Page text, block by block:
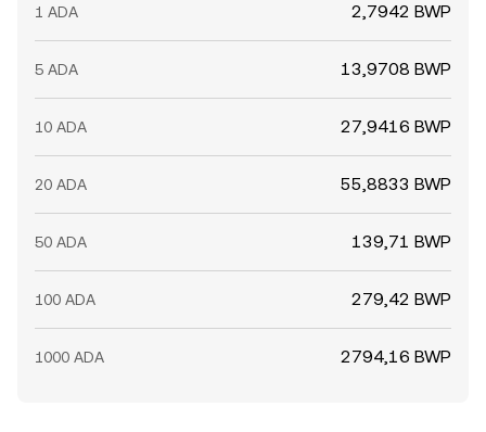
1 ADA 2,7942 BWP
5 ADA 13,9708 BWP
10 ADA 27,9416 BWP
20 ADA 55,8833 BWP
50 ADA 139,71 BWP
100 ADA 279,42 BWP
1000 ADA 2794,16 BWP